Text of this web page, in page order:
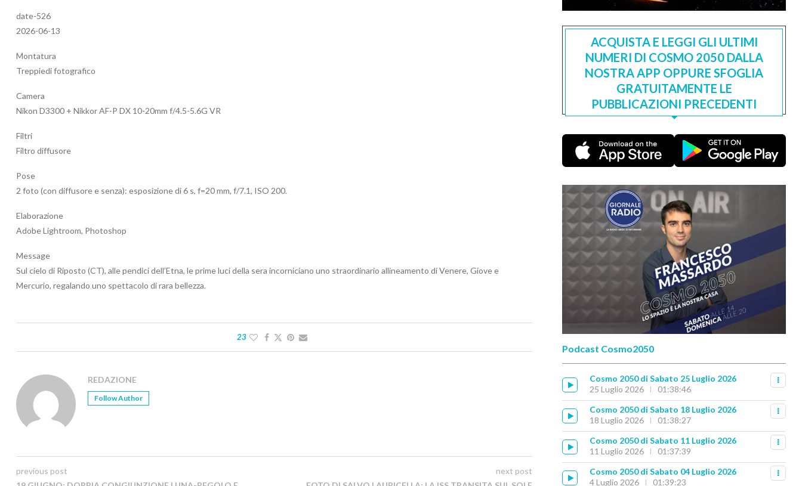
date-526
2026-06-13
Montatura
Treppiedi fotografico
Camera
Nikon D3300 + Nikkor AF-P DX 10-20mm f/4.5-5.6G VR
Filtri
Filtro diffusore
Pose
2 foto (con diffusore e senza): esposizione di 6 s, f=20 mm, f/7.1, ISO 200.
Elaborazione
Adobe Lightroom, Photoshop
Message
Sul cielo di Riposto (CT), alle pendici dell’Etna, le prime luci della sera incorniciano uno straordinario allineamento di Venere, Giove e
Mercurio, regalando uno spettacolo di rara bellezza.
23
REDAZIONE
Follow Author
previous post
next post
ACQUISTA E LEGGI GLI ULTIMI
NUMERI DI COSMO 2050 DALLA
NOSTRA APP OPPURE SFOGLIA
GRATUITAMENTE LE
PUBBLICAZIONI PRECEDENTI
Podcast Cosmo2050
Cosmo 2050 di Sabato 25 Luglio 2026
25 Luglio 2026
01:38:46
Cosmo 2050 di Sabato 18 Luglio 2026
18 Luglio 2026
01:38:27
Cosmo 2050 di Sabato 11 Luglio 2026
11 Luglio 2026
01:37:39
Cosmo 2050 di Sabato 04 Luglio 2026
4 Luglio 2026
01:39:23